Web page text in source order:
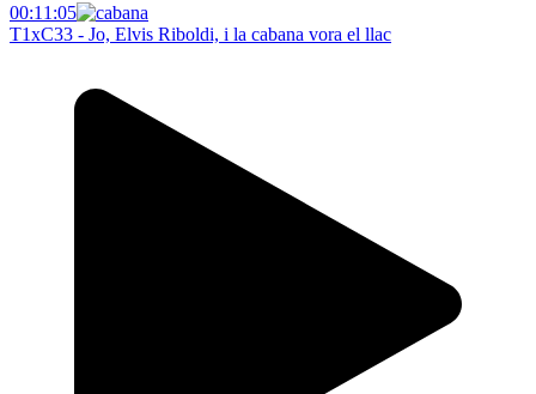
00:11:05
T1xC33 - Jo, Elvis Riboldi, i la cabana vora el llac